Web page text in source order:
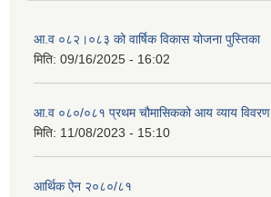
आ.व ०८२।०८३ को वार्षिक विकास योजना पुस्तिका
मिति: 09/16/2025 - 16:02
आ.व ०८०/०८१ प्रथम चौमासिकको आय व्याय विवरण
मिति: 11/08/2023 - 15:10
आर्थिक ऐन २०८०/८१